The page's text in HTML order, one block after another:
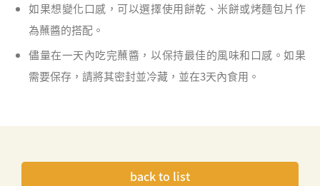
如果想變化口感，可以選擇使用餅乾、米餅或烤麵包片作
為蘸醬的搭配。
儘量在一天內吃完蘸醬，以保持最佳的風味和口感。如果
需要保存，請將其密封並冷藏，並在3天內食用。
back to list